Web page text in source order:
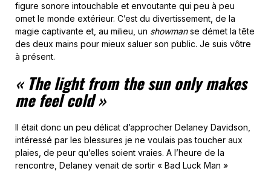
figure sonore intouchable et envoutante qui peu à peu
omet le monde extérieur. C’est du divertissement, de la
magie captivante et, au milieu, un showmanse démet la tête
des deux mains pour mieux saluer son public. Je suis vôtre
à présent.
« The light from the sun only makes
me feel cold »
Il était donc un peu délicat d’approcher Delaney Davidson,
intéressé par les blessures je ne voulais pas toucher aux
plaies, de peur qu’elles soient vraies. A l’heure de la
rencontre, Delaney venait de sortir « Bad Luck Man »